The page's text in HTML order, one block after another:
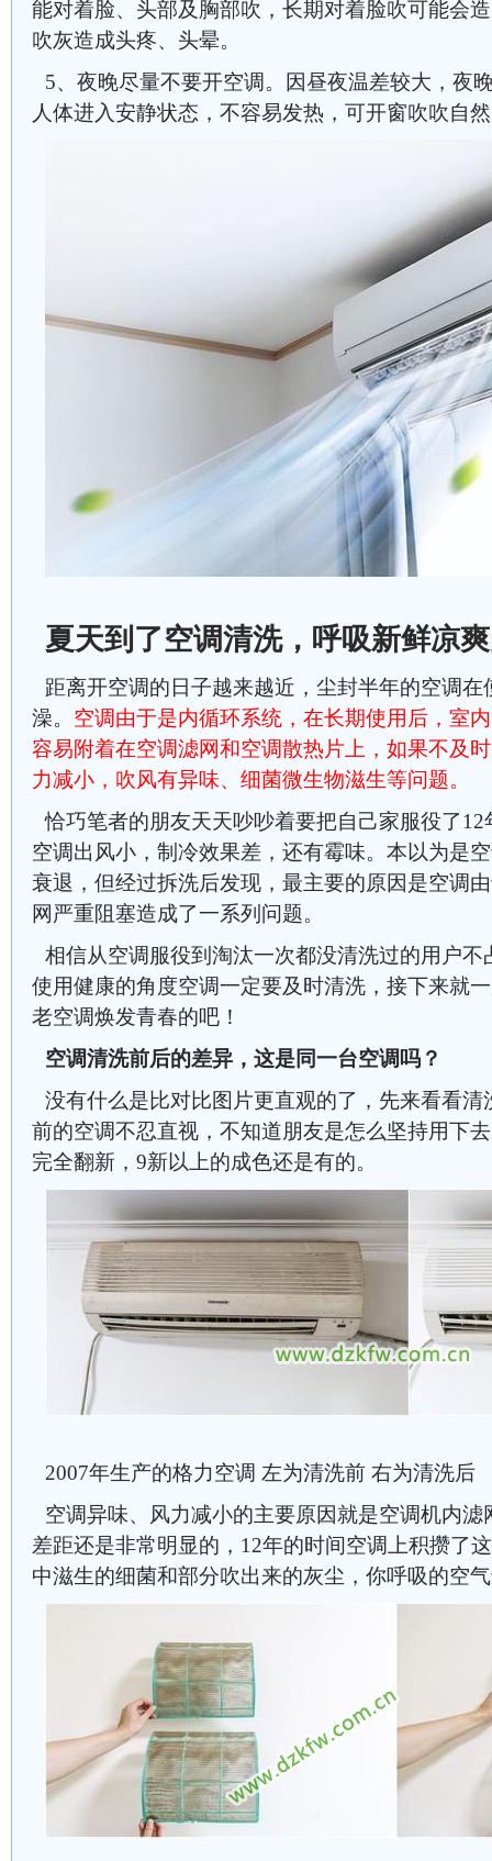
能对着脸、头部及胸部吹，长期对着脸吹可能会
吹灰造成头疼、头晕。
5、夜晚尽量不要开空调。因昼夜温差较大，夜
人体进入安静状态，不容易发热，可开窗吹吹自
夏天到了空调清洗，呼吸新鲜凉
距离开空调的日子越来越近，尘封半年的空调
澡。 空调由于是内循环系统，在长期使用后，室
容易附着在空调滤网和空调散热片上，如果不及
力减小，吹风有异味、细菌微生物滋生等问题。
恰巧笔者的朋友天天吵吵着要把自己家服役了
空调出风小，制冷效果差，还有霉味。本以为是
衰退，但经过拆洗后发现，最主要的原因是空调
网严重阻塞造成了一系列问题。
相信从空调服役到淘汰一次都没清洗过的用户
使用健康的角度空调一定要及时清洗，接下来就
老空调焕发青春的吧！
空调清洗前后的差异，这是同一台空调吗？
没有什么是比对比图片更直观的了，先来看看
前的空调不忍直视，不知道朋友是怎么坚持用下
完全翻新，9新以上的成色还是有的。
2007年生产的格力空调 左为清洗前 右为清洗后
空调异味、风力减小的主要原因就是空调机内
差距还是非常明显的，12年的时间空调上积攒了
中滋生的细菌和部分吹出来的灰尘，你呼吸的空